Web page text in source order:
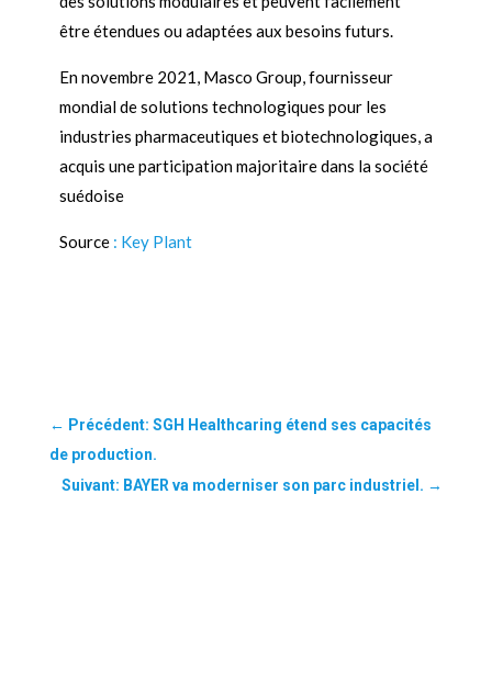
être étendues ou adaptées aux besoins futurs.
En novembre 2021, Masco Group, fournisseur
mondial de solutions technologiques pour les
industries pharmaceutiques et biotechnologiques, a
acquis une participation majoritaire dans la société
suédoise
Source: Key Plant
← Précédent: SGH Healthcaring étend ses capacités
de production.
Suivant: BAYER va moderniser son parc industriel. →